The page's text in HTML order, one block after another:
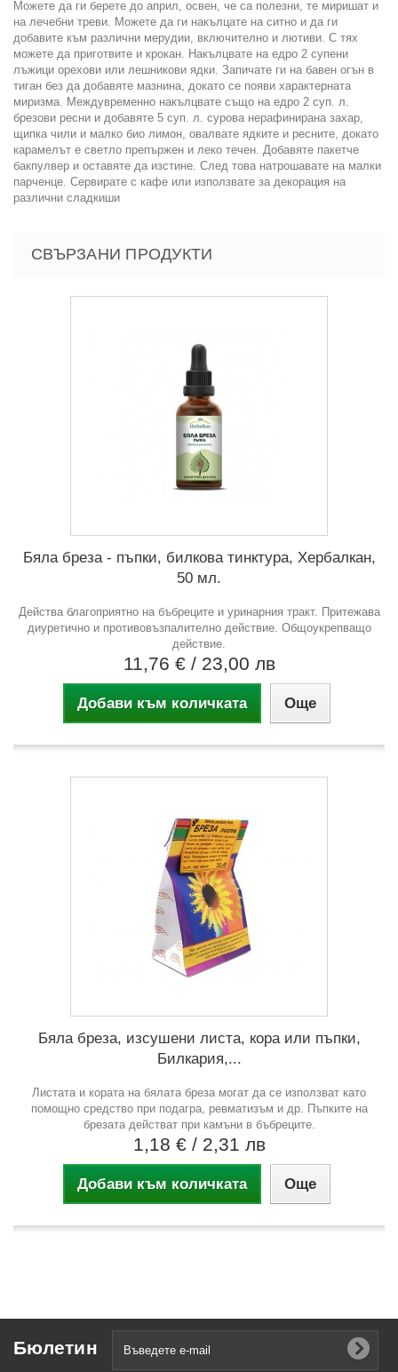
Можете да ги берете до април, освен, че са полезни, те миришат и
на лечебни треви. Можете да ги накълцате на ситно и да ги
добавите към различни мерудии, включително и лютиви. С тях
можете да приготвите и крокан. Накълцвате на едро 2 супени
лъжици орехови или лешникови ядки. Запичате ги на бавен огън в
тиган без да добавяте мазнина, докато се появи характерната
миризма. Междувременно накълцвате също на едро 2 суп. л.
брезови ресни и добавяте 5 суп. л. сурова нерафинирана захар,
щипка чили и малко био лимон, овалвате ядките и ресните, докато
карамелът е светло препържен и леко течен. Добавяте пакетче
бакпулвер и оставяте да изстине. След това натрошавате на малки
парченце. Сервирате с кафе или използвате за декорация на
различни сладкиши
СВЪРЗАНИ ПРОДУКТИ
Бяла бреза - пъпки, билкова тинктура, Хербалкан,
50 мл.
Действа благоприятно на бъбреците и уринарния тракт. Притежава
диуретично и противовъзпалително действие. Общоукрепващо
действие.
11,76 € / 23,00 лв
Добави към количката Още
Бяла бреза, изсушени листа, кора или пъпки,
Билкария,...
Листата и кората на бялата бреза могат да се използват като
помощно средство при подагра, ревматизъм и др. Пъпките на
брезата действат при камъни в бъбреците.
1,18 € / 2,31 лв
Добави към количката Още
Бюлетин